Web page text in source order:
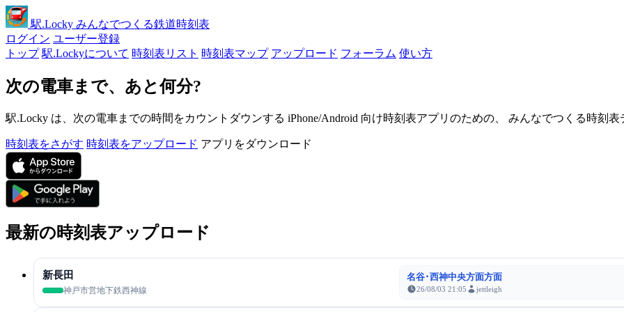
駅.Locky みんなでつくる鉄道時刻表
ログイン ユーザー登録
トップ 駅.Lockyについて 時刻表リスト 時刻表マップ アップロード フォーラム 使い方
次の電車まで、あと何分?
駅.Locky は、次の電車までの時間をカウントダウンする iPhone/Android 向け時刻表アプリのための、 みんなでつくる時刻表
時刻表をさがす 時刻表をアップロード アプリをダウンロード
最新の時刻表アップロード
新長田
神戸市営地下鉄西神線
名谷･西神中央方面方面
26/08/03 21:05 jettleigh